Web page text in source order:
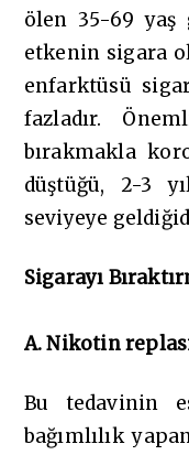
ölen 35-69 yaş
etkenin sigara
enfarktüsü
fazladır.
bırakmakla
düştüğü, 2-3
seviyeye
Sigarayı
A. Nikotin
Bu tedavinin
bağımlılık